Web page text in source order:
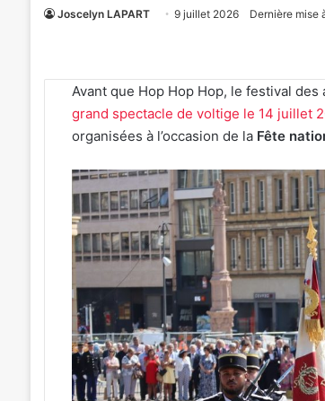
Joscelyn LAPART 9 juillet 2026 Dernière mise
Avant que Hop Hop Hop, le festival des
grand spectacle de voltige le 14 juillet
organisées à l’occasion de la Fête
«